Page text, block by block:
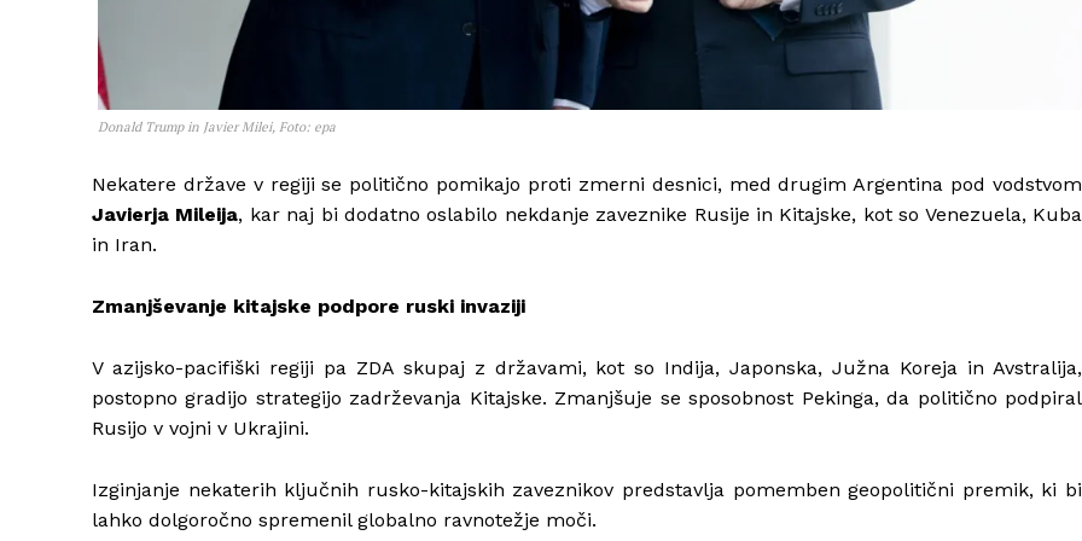
Donald Trump in Javier Milei, Foto: epa
Nekatere države v regiji se politično pomikajo proti zmerni desnici, med drugim Argentina pod vodstvom
Javierja Mileija, kar naj bi dodatno oslabilo nekdanje zaveznike Rusije in Kitajske, kot so Venezuela, Kuba
in Iran.
Zmanjševanje kitajske podpore ruski invaziji
V azijsko-pacifiški regiji pa ZDA skupaj z državami, kot so Indija, Japonska, Južna Koreja in Avstralija,
postopno gradijo strategijo zadrževanja Kitajske. Zmanjšuje se sposobnost Pekinga, da politično podpiral
Rusijo v vojni v Ukrajini.
Izginjanje nekaterih ključnih rusko-kitajskih zaveznikov predstavlja pomemben geopolitični premik, ki bi
lahko dolgoročno spremenil globalno ravnotežje moči.